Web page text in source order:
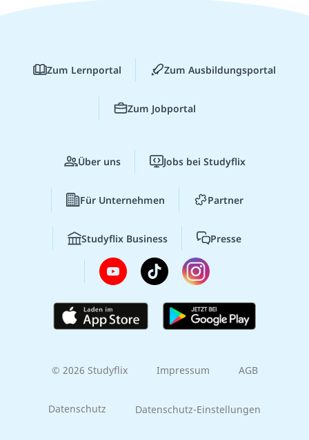
Zum Lernportal Zum Ausbildungsportal
Zum Jobportal
Über uns Jobs bei Studyflix
Für Unternehmen Partner
Studyflix Business Presse
© 2026 Studyflix Impressum AGB
Datenschutz Datenschutz-Einstellungen